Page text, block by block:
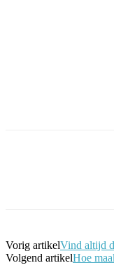
Vorig artikelVind altijd
Volgend artikelHoe